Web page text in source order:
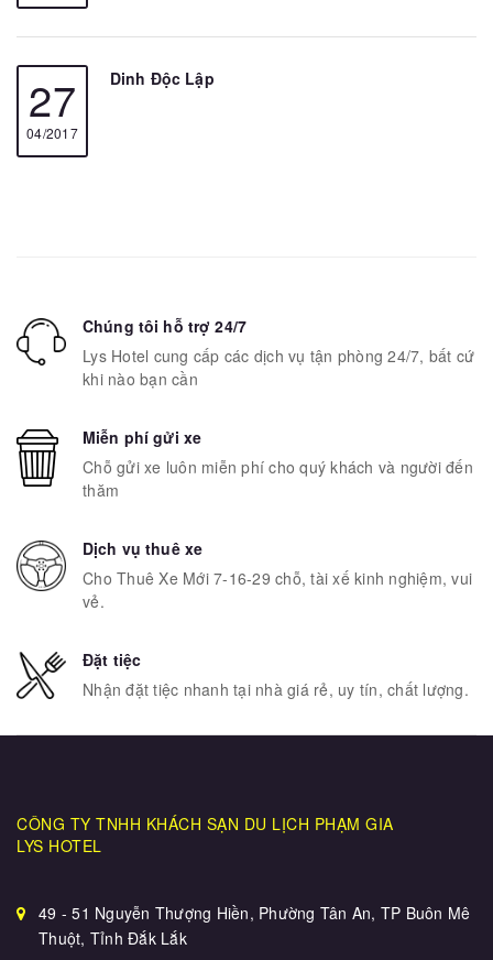
27
04/2017
Dinh Ðộc Lập
Chúng tôi hỗ trợ 24/7
Lys Hotel cung cấp các dịch vụ tận phòng 24/7, bất cứ
khi nào bạn cần
Miễn phí gửi xe
Chỗ gửi xe luôn miễn phí cho quý khách và người đến
thăm
Dịch vụ thuê xe
Cho Thuê Xe Mới 7-16-29 chỗ, tài xế kinh nghiệm, vui
vẻ.
Đặt tiệc
Nhận đặt tiệc nhanh tại nhà giá rẻ, uy tín, chất lượng.
CÔNG TY TNHH KHÁCH SẠN DU LỊCH PHẠM GIA
LYS HOTEL
49 - 51 Nguyễn Thượng Hiền, Phường Tân An, TP Buôn Mê
Thuột, Tỉnh Đắk Lắk